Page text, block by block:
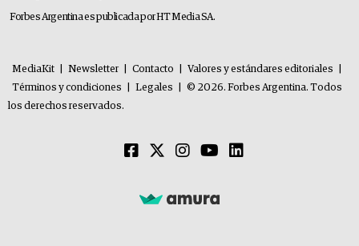
Forbes Argentina es publicada por HT Media SA.
MediaKit Newsletter Contacto Valores y estándares editoriales
Términos y condiciones
Legales
© 2026. Forbes Argentina. Todos
los derechos reservados.